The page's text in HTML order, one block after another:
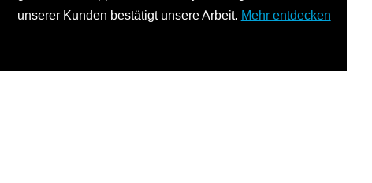
unserer Kunden bestätigt unsere Arbeit. Mehr entdecken